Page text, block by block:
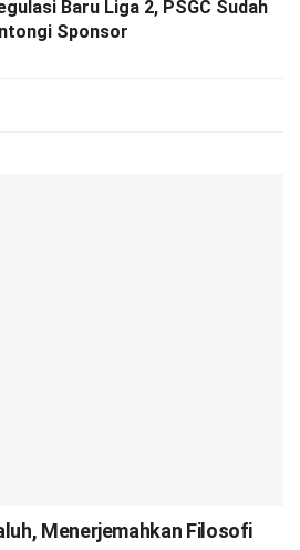
Baru Liga 2, PSGC Sudah
Sponsor
Menerjemahkan Filosofi